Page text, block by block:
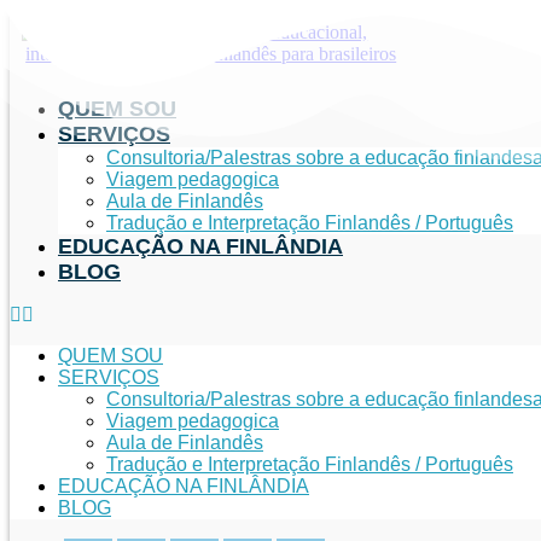
para
QUEM SOU
SERVIÇOS
Consultoria/Palestras sobre a educação
Viagem pedagogica
Aula de Finlandês
Tradução e Interpretação Finlandês / Português
EDUCAÇÃO NA FINLÂNDIA
BLOG
QUEM SOU
SERVIÇOS
Consultoria/Palestras sobre a educação
Viagem pedagogica
Aula de Finlandês
Tradução e Interpretação Finlandês / Português
EDUCAÇÃO NA FINLÂNDIA
BLOG